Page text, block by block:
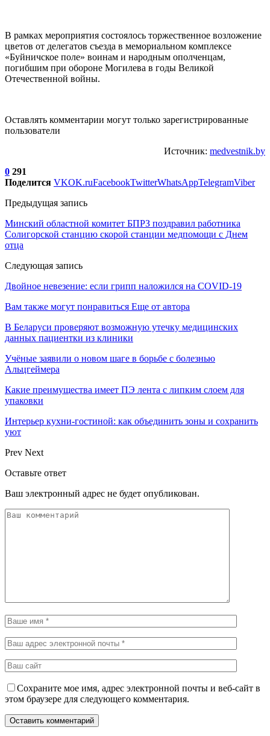
В рамках мероприятия состоялось торжественное возложение
цветов от делегатов съезда в мемориальном комплексе
«Буйничское поле» воинам и народным ополченцам,
погибшим при обороне Могилева в годы Великой
Отечественной войны.
Оставлять комментарии могут только зарегистрированные
пользователи
Источник: medvestnik.by
0 291
Поделится VKOK.ruFacebookTwitterWhatsAppTelegramViber
Предыдущая запись
Минский областной комитет БПРЗ поздравил работника
Солигорской станцию скорой станции медпомощи с Днем
отца
Следующая запись
Двойное невезение: если грипп наложился на COVID-19
Вам также могут понравиться Еще от автора
В Беларуси проверяют возможную утечку медицинских
данных пациентки из клиники
Учёные заявили о новом шаге в борьбе с болезнью
Альцгеймера
Какие преимущества имеет ПЭ лента с липким слоем для
упаковки
Интерьер кухни-гостиной: как объединить зоны и сохранить
уют
Prev Next
Оставьте ответ
Ваш электронный адрес не будет опубликован.
Сохраните мое имя, адрес электронной почты и веб-сайт в
этом браузере для следующего комментария.